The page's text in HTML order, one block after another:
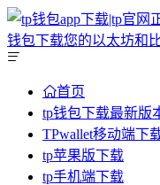
首页
tp钱包下载最新版
TPwallet移动端下
tp苹果版下载
tp手机端下载